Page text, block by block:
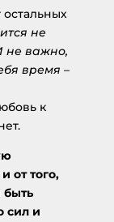
не
не важно,
время –
к
от того,
быть
сил и